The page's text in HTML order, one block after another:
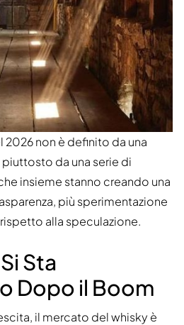
2026 non è definito da una
da una serie di
insieme stanno creando una
più sperimentazione
alla speculazione.
Sta
Dopo il Boom
il mercato del whisky è